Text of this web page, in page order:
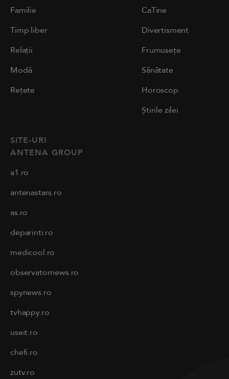
Familie
Timp liber
Relații
Modă
Rețete
CaTine
Divertisment
Frumusețe
Sănătate
Horoscop
Știrile zilei
SITE-URI
ANTENA GROUP
a1.ro
antenastars.ro
as.ro
deparinti.ro
medicool.ro
observatornews.ro
spynews.ro
tvhappy.ro
useit.ro
chefi.ro
zutv.ro